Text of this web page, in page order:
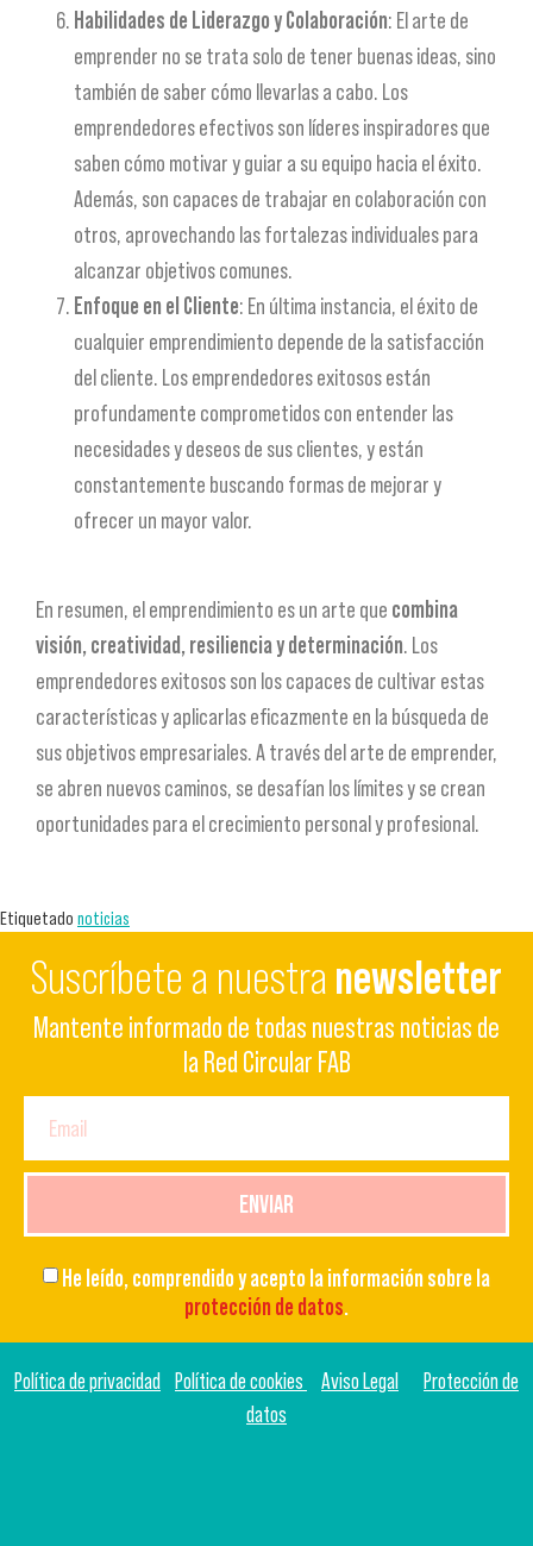
Habilidades de Liderazgo y Colaboración: El arte de
emprender no se trata solo de tener buenas ideas, sino
también de saber cómo llevarlas a cabo. Los
emprendedores efectivos son líderes inspiradores que
saben cómo motivar y guiar a su equipo hacia el éxito.
Además, son capaces de trabajar en colaboración con
otros, aprovechando las fortalezas individuales para
alcanzar objetivos comunes.
Enfoque en el Cliente: En última instancia, el éxito de
cualquier emprendimiento depende de la satisfacción
del cliente. Los emprendedores exitosos están
profundamente comprometidos con entender las
necesidades y deseos de sus clientes, y están
constantemente buscando formas de mejorar y
ofrecer un mayor valor.
En resumen, el emprendimiento es un arte que combina
visión, creatividad, resiliencia y determinación. Los
emprendedores exitosos son los capaces de cultivar estas
características y aplicarlas eficazmente en la búsqueda de
sus objetivos empresariales. A través del arte de emprender,
se abren nuevos caminos, se desafían los límites y se crean
oportunidades para el crecimiento personal y profesional.
Etiquetado noticias
Suscríbete a nuestra newsletter
Mantente informado de todas nuestras noticias de
la Red Circular FAB
He leído, comprendido y acepto la información sobre la
protección de datos.
ENVIAR
Política de privacidad Política de cookies Aviso Legal
Protección de
datos